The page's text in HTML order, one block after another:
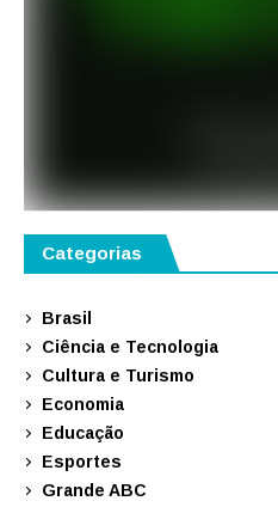
Categorias
Brasil
Ciência e Tecnologia
Cultura e Turismo
Economia
Educação
Esportes
Grande ABC